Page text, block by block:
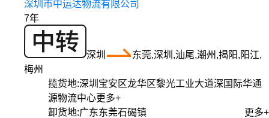
深圳市中运达物流有限公司
7年
深圳
东莞,深圳,汕尾,潮州,揭阳,阳江,
梅州
揽货地:深圳宝安区龙华区黎光工业大道深国际华通
源物流中心更多+
卸货地:广东东莞石碣镇 更多+